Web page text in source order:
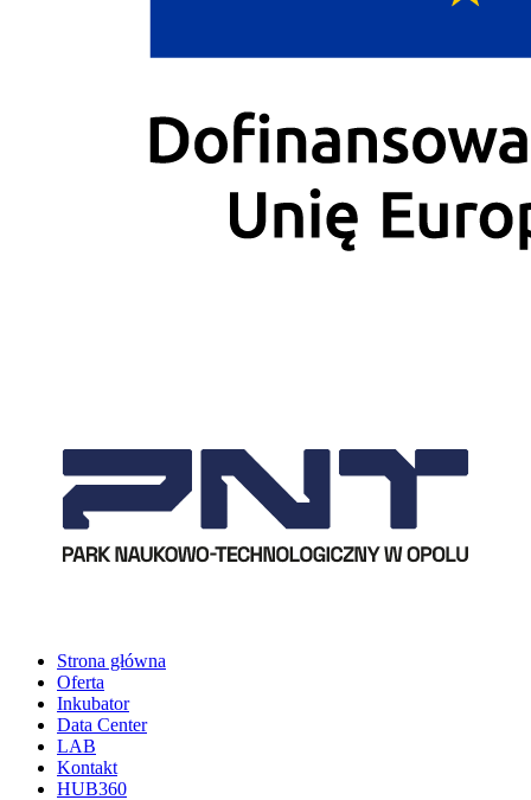
Strona główna
Oferta
Inkubator
Data Center
LAB
Kontakt
HUB360